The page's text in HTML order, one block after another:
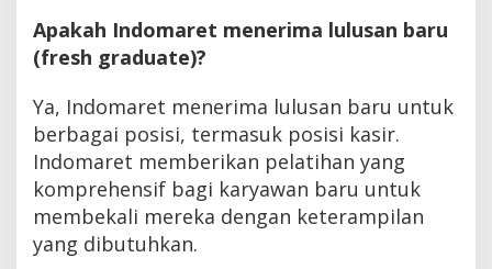
Apakah Indomaret menerima lulusan baru
(fresh graduate)?
Ya, Indomaret menerima lulusan baru untuk
berbagai posisi, termasuk posisi kasir.
Indomaret memberikan pelatihan yang
komprehensif bagi karyawan baru untuk
membekali mereka dengan keterampilan
yang dibutuhkan.